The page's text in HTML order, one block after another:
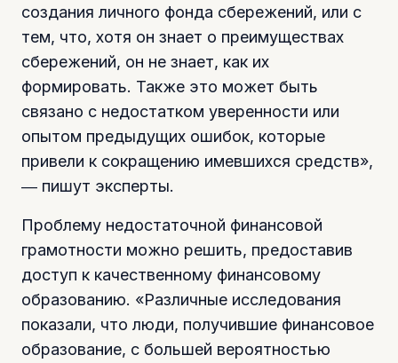
создания личного фонда сбережений, или с
тем, что, хотя он знает о преимуществах
сбережений, он не знает, как их
формировать. Также это может быть
связано с недостатком уверенности или
опытом предыдущих ошибок, которые
привели к сокращению имевшихся средств»,
― пишут эксперты.
Проблему недостаточной финансовой
грамотности можно решить, предоставив
доступ к качественному финансовому
образованию. «Различные исследования
показали, что люди, получившие финансовое
образование, с большей вероятностью